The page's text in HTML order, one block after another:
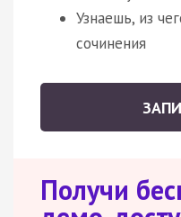
Узнаешь, из
сочинения
Получи